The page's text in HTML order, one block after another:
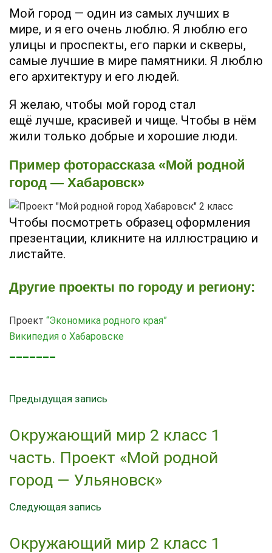
Мой город — один из самых лучших в
мире, и я его очень люблю. Я люблю его
улицы и проспекты, его парки и скверы,
самые лучшие в мире памятники. Я люблю
его архитектуру и его людей.
Я желаю, чтобы мой город стал
ещё лучше, красивей и чище. Чтобы в нём
жили только добрые и хорошие люди.
Пример фоторассказа «Мой родной
город — Хабаровск»
Чтобы посмотреть образец оформления
презентации, кликните на иллюстрацию и
листайте.
Другие проекты по городу и региону:
Проект “Экономика родного края”
Википедия о Хабаровске
_______
Предыдущая запись
Окружающий мир 2 класс 1
часть. Проект «Мой родной
город — Ульяновск»
Следующая запись
Окружающий мир 2 класс 1